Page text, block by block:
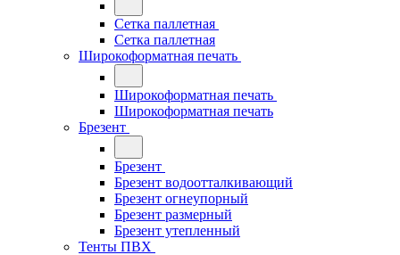
Сетка паллетная
Сетка паллетная
Широкоформатная печать
Широкоформатная печать
Широкоформатная печать
Брезент
Брезент
Брезент водоотталкивающий
Брезент огнеупорный
Брезент размерный
Брезент утепленный
Тенты ПВХ